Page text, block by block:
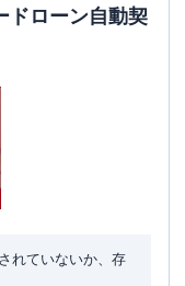
2丁目10-10 FＩビル
契約コーナー）
ドローン自動契
れていないか、存